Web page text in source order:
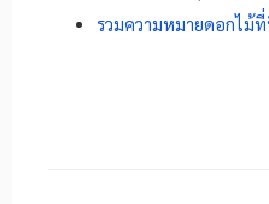
รวมความหมายดอกไม้